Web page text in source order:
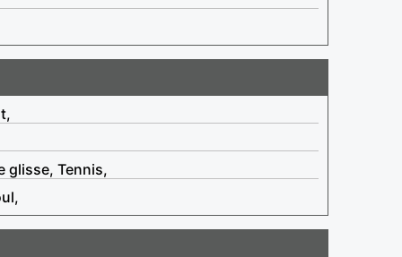
glisse, Tennis,